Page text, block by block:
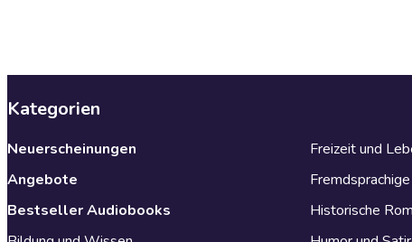
Kategorien
Neuerscheinungen
Angebote
Bestseller Audiobooks
Freizeit und
Historische